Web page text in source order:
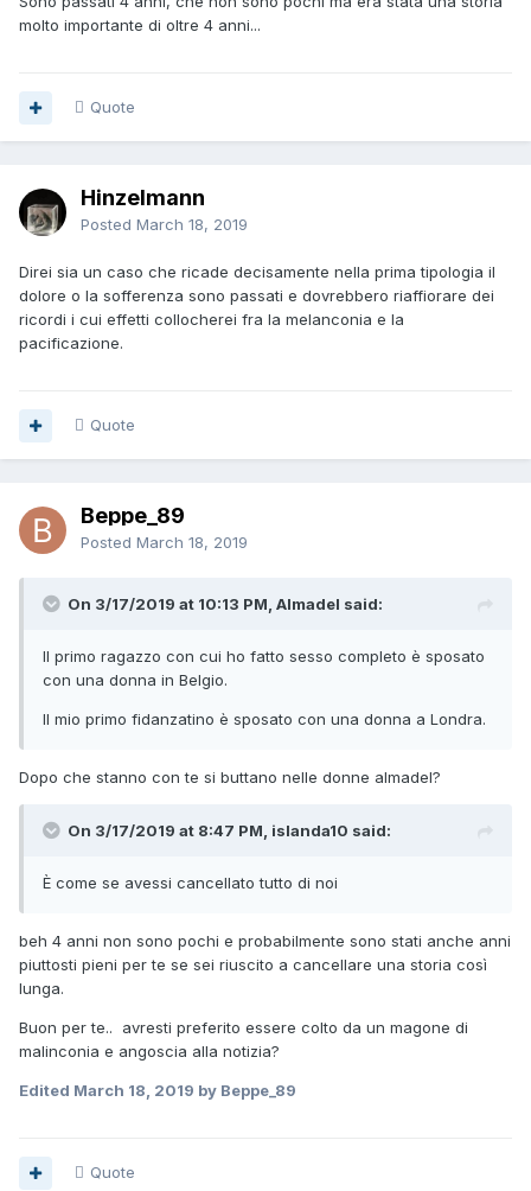
molto importante di oltre 4 anni...
Quote
Hinzelmann
Posted March 18, 2019
Direi sia un caso che ricade decisamente nella prima tipologia il
dolore o la sofferenza sono passati e dovrebbero riaffiorare dei
ricordi i cui effetti collocherei fra la melanconia e la
pacificazione.
Quote
Beppe_89
Posted March 18, 2019
On 3/17/2019 at 10:13 PM, Almadel said:
Il primo ragazzo con cui ho fatto sesso completo è sposato
con una donna in Belgio.
Il mio primo fidanzatino è sposato con una donna a Londra.
Dopo che stanno con te si buttano nelle donne almadel?
On 3/17/2019 at 8:47 PM, islanda10 said:
È come se avessi cancellato tutto di noi
beh 4 anni non sono pochi e probabilmente sono stati anche anni
piuttosti pieni per te se sei riuscito a cancellare una storia così
lunga.
Buon per te.. avresti preferito essere colto da un magone di
malinconia e angoscia alla notizia?
Edited March 18, 2019 by Beppe_89
Quote